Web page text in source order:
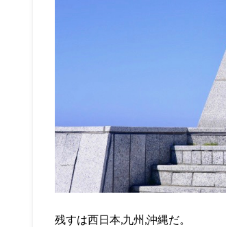
残すは西日本,九州,沖縄だ。